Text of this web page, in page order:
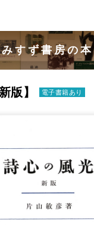
みすず書房の本
版】 電子書籍あり